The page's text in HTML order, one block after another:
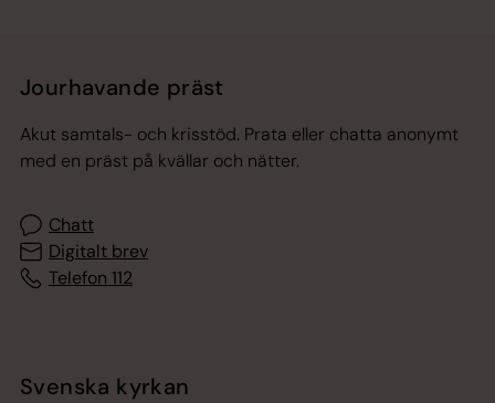
Jourhavande präst
Akut samtals- och krisstöd. Prata eller chatta anonymt
med en präst på kvällar och nätter.
Chatt
Digitalt brev
Telefon 112
Svenska kyrkan